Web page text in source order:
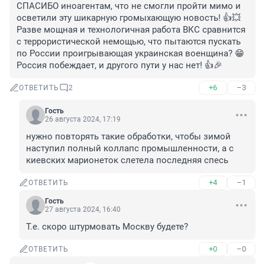
СПАСИБО иноагентам, что не смогли пройти мимо и
осветили эту шикарную громыхающую новость! 👍💥
Разве мощная и технологичная работа ВКС сравнится
с террористической немощью, что пытаются пускать
по России проигрывающая украинская военщина? 😁
Россия побеждает, и другого пути у нас нет! 👍🎉
ОТВЕТИТЬ 2 +6 –3
Гость
26 августа 2024, 17:19
нужно повторять такие обработки, чтобы зимой
наступил полный коллапс промышленности, а с
киевских марионеток слетела последняя спесь
ОТВЕТИТЬ +4 –1
Гость
27 августа 2024, 16:40
Т.е. скоро штурмовать Москву будете?
ОТВЕТИТЬ +0 –0